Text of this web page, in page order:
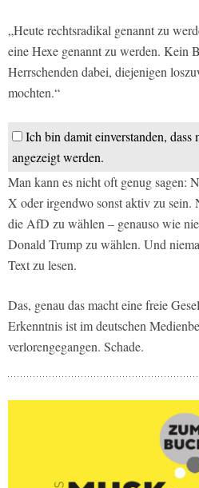
„Heute rechtsradikal genannt zu
eine Hexe genannt zu werden. Kein
Herrschenden dabei, diejenigen
mochten.“
Ich bin damit einverstanden,
angezeigt werden.
Man kann es nicht oft genug sagen:
X oder irgendwo sonst aktiv zu sein.
die AfD zu wählen – genauso wie
Donald Trump zu wählen. Und
Text zu lesen.
Das, genau das macht eine freie
Erkenntnis ist im deutschen
verlorengegangen. Schade.